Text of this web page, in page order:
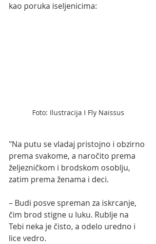
kao poruka iseljenicima:
Foto: Ilustracija I Fly Naissus
"Na putu se vladaj pristojno i obzirno
prema svakome, a naročito prema
željezničkom i brodskom osoblju,
zatim prema ženama i deci.
– Budi posve spreman za iskrcanje,
čim brod stigne u luku. Rublje na
Tebi neka je čisto, a odelo uredno i
lice vedro.